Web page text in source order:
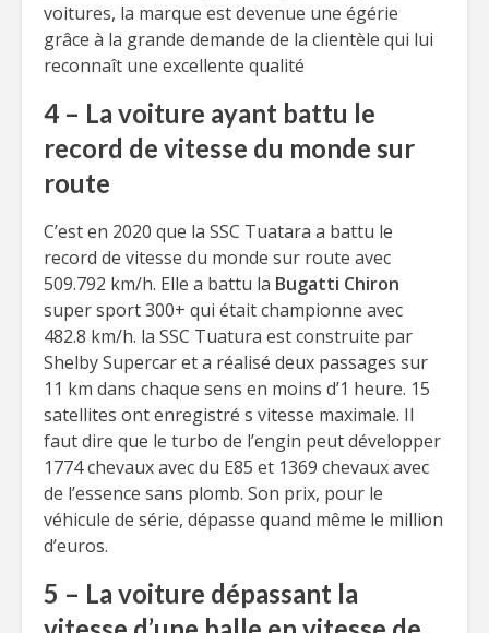
voitures, la marque est devenue une égérie
grâce à la grande demande de la clientèle qui lui
reconnaît une excellente qualité
4 – La voiture ayant battu le
record de vitesse du monde sur
route
C’est en 2020 que la SSC Tuatara a battu le
record de vitesse du monde sur route avec
509.792 km/h. Elle a battu la Bugatti Chiron
super sport 300+ qui était championne avec
482.8 km/h. la SSC Tuatura est construite par
Shelby Supercar et a réalisé deux passages sur
11 km dans chaque sens en moins d’1 heure. 15
satellites ont enregistré s vitesse maximale. Il
faut dire que le turbo de l’engin peut développer
1774 chevaux avec du E85 et 1369 chevaux avec
de l’essence sans plomb. Son prix, pour le
véhicule de série, dépasse quand même le million
d’euros.
5 – La voiture dépassant la